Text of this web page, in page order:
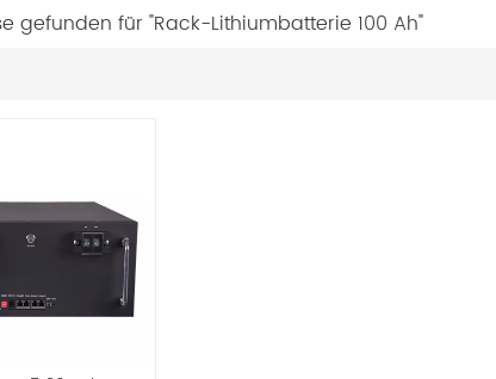
gefunden für "Rack-Lithiumbatterie 100 Ah"